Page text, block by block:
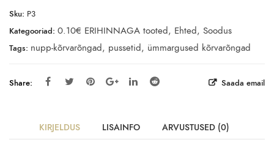
Sku: P3
Kategooriad: 0.10€ ERIHINNAGA tooted, Ehted, Soodus
Tags: nupp-kõrvarõngad, pussetid, ümmargused kõrvarõngad
Share: Saada email
KIRJELDUS LISAINFO ARVUSTUSED (0)